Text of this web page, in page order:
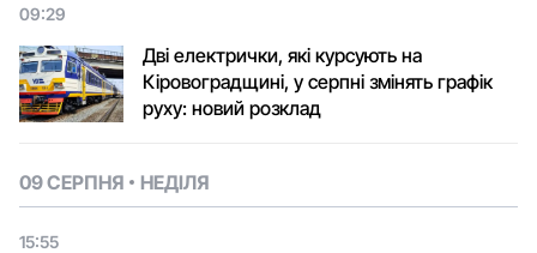
09:29
Дві електрички, які курсують на
Кіровоградщині, у серпні змінять графік
руху: новий розклад
09 СЕРПНЯ НЕДІЛЯ
15:55